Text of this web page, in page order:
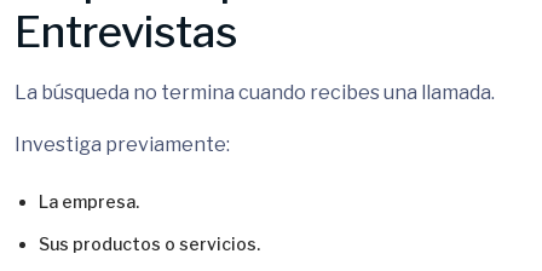
Entrevistas
La búsqueda no termina cuando recibes una llamada.
Investiga previamente:
La empresa.
Sus productos o servicios.